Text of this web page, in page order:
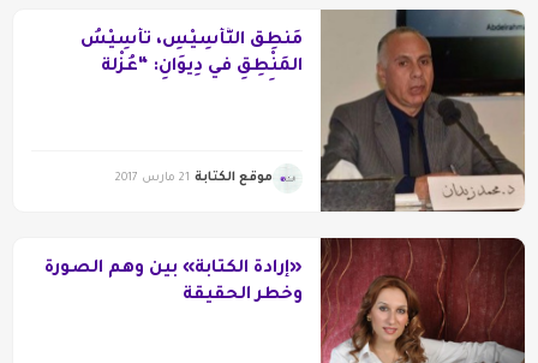
مَنْطِقُ التَّأسِيْسِ، تأسِيْسُ
المَنْطِقِ في دِيوَانِ: “عُزْلة
موقع الكتابة 21 مارس 2017
«إرادة الكتابة» بين وهم الصورة
وخطر الحقيقة